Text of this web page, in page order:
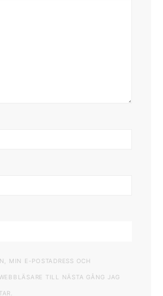
MIN E-POSTADRESS OCH
TILL NÄSTA GÅNG JAG